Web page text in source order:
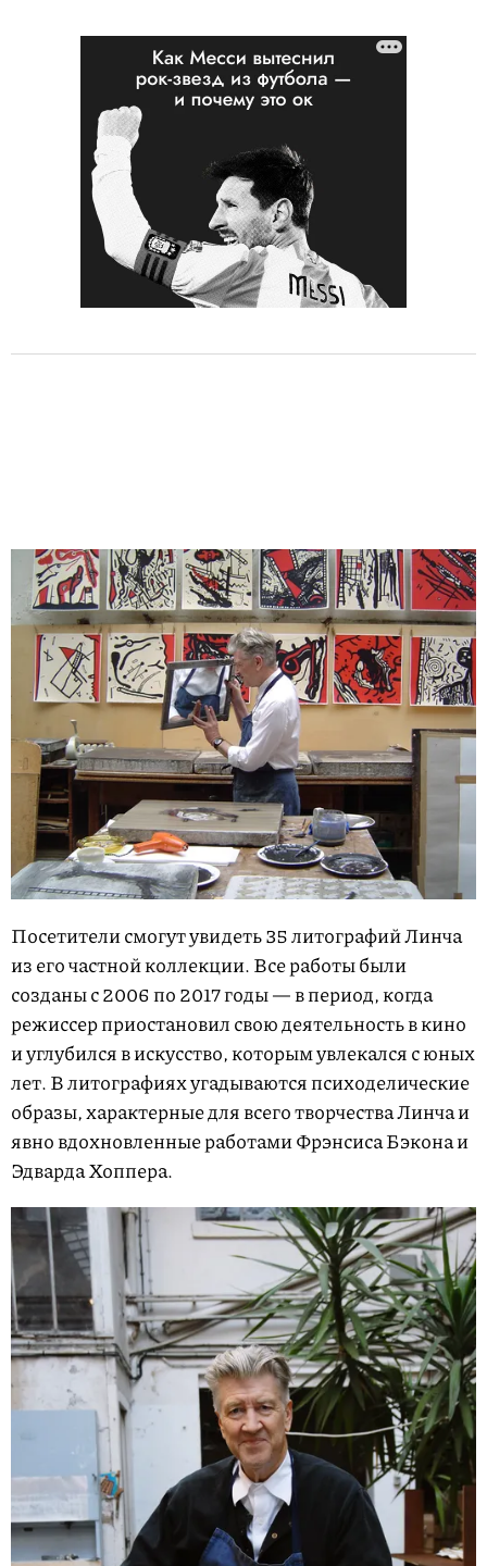
Посетители смогут увидеть 35 литографий Линча
из его частной коллекции. Все работы были
созданы с 2006 по 2017 годы — в период, когда
режиссер приостановил свою деятельность в кино
и углубился в искусство, которым увлекался с юных
лет. В литографиях угадываются психоделические
образы, характерные для всего творчества Линча и
явно вдохновленные работами Фрэнсиса Бэкона и
Эдварда Хоппера.